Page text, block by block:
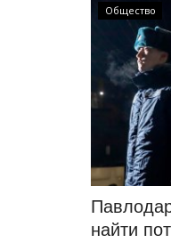
Общество
найти